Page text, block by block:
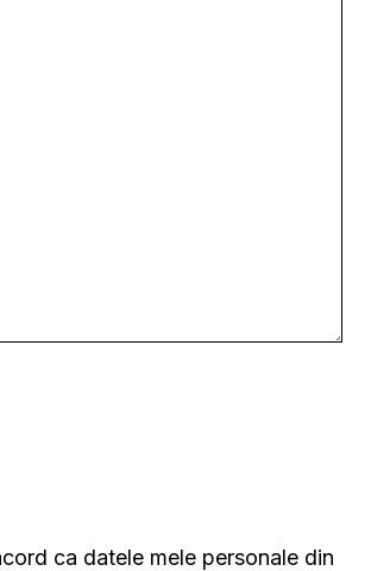
ca datele mele personale din